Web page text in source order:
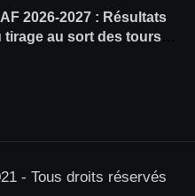
2026-2027 : Résultats
tirage au sort des tours
- Tous droits réservés